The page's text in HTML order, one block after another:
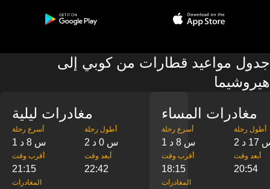
جدول مواعيد قطارات من كوبي إلى
هيروشيما
مغادرات ليلية
‎أسرع رحلة
1 س 8 د
‎أطول رحلة
2 س 0 د
‎أقرب وقت
21:15
‎أبعد وقت
22:42
‎المغادرات
مغادرات المساء
‎أسرع رحلة
1 س 8 د
‎أطول رحلة
17 د
‎أقرب وقت
18:15
‎أبعد وقت
20:54
‎المغادرات